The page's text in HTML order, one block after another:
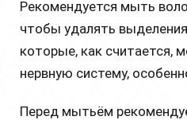
Рекомендуется мыть
чтобы удалять
которые, как считается,
нервную систему,
Перед мытьём